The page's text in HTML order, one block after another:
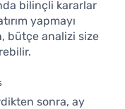
bilinçli kararlar
yapmayı
bütçe analizi size
sonra, ay